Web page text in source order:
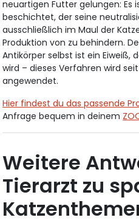
neuartigen Futter gelungen: Es
beschichtet, der seine
ausschließlich im Maul der
Produktion von zu behindern.
Antikörper selbst ist ein Eiweiß,
wird – dieses Verfahren wird
angewendet.
Hier findest du das passende
Anfrage bequem in deinem
Weitere
Tierarzt zu